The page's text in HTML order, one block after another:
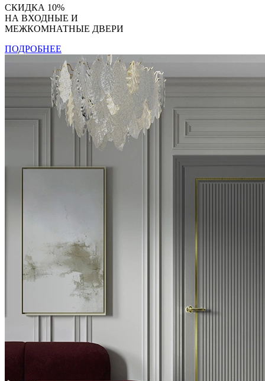
СКИДКА 10%
НА ВХОДНЫЕ И
МЕЖКОМНАТНЫЕ ДВЕРИ
ПОДРОБНЕЕ